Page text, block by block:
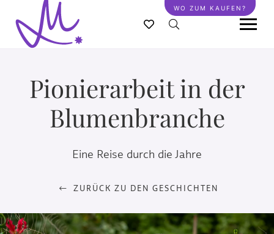
zum
Inhalt
WO ZUM KAUFEN?
Pionierarbeit in der
Blumenbranche
Eine Reise durch die Jahre
ZURÜCK ZU DEN GESCHICHTEN